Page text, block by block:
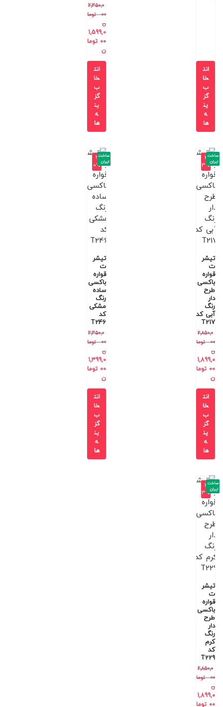
انت
خا
ب
گز
ین
ه
ها
2,350,0
00
توما
ن
1,599,0
00 توما
ن
انت
خا
ب
گز
ین
ه
ها
-3
3%
تیشر
ت
قواره
باکسی
طرح
دار
رنگ
آبی کد
T217
2,850,0
00
توما
ن
1,899,0
00 توما
ن
ساخت
ایران
انت
خا
ب
گز
ین
ه
ها
-4
0%
تیشر
ت
قواره
باکسی
ساده
رنگ
مشکی
کد
T246
2,350,0
00
توما
ن
1,399,0
00 توما
ن
ساخت
ایران
انت
خا
ب
گز
ین
ه
ها
-3
3%
تیشر
ت
قواره
باکسی
طرح
دار
رنگ
کرم
کد
T229
2,850,0
00
توما
ن
1,899,0
00 توما
ساخت
ایران